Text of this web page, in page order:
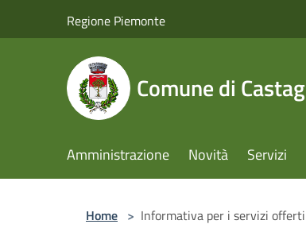
Regione Piemonte
Comune di
Amministrazione Novità Servizi
Home > Informativa per i servizi